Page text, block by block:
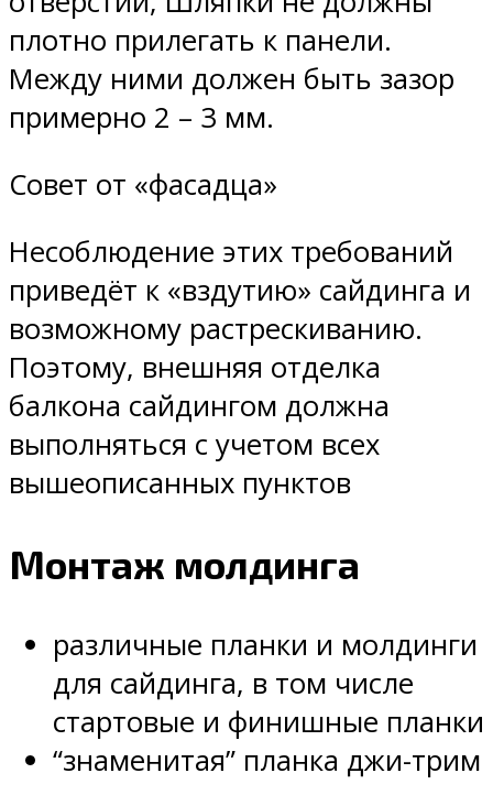
плотно прилегать к панели.
Между ними должен быть зазор
примерно 2 – 3 мм.
Совет от «фасадца»
Несоблюдение этих требований
приведёт к «вздутию» сайдинга и
возможному растрескиванию.
Поэтому, внешняя отделка
балкона сайдингом должна
выполняться с учетом всех
вышеописанных пунктов
Монтаж молдинга
различные планки и молдинги
для сайдинга, в том числе
стартовые и финишные планки
“знаменитая” планка джи-трим